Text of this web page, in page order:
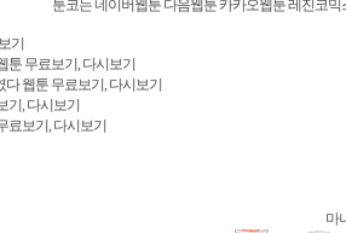
툰코는 네이버웹툰 다음웹툰 카카오웹툰 레진코
기
툰 무료보기, 다시보기
웹툰 무료보기, 다시보기
기, 다시보기
료보기, 다시보기
마